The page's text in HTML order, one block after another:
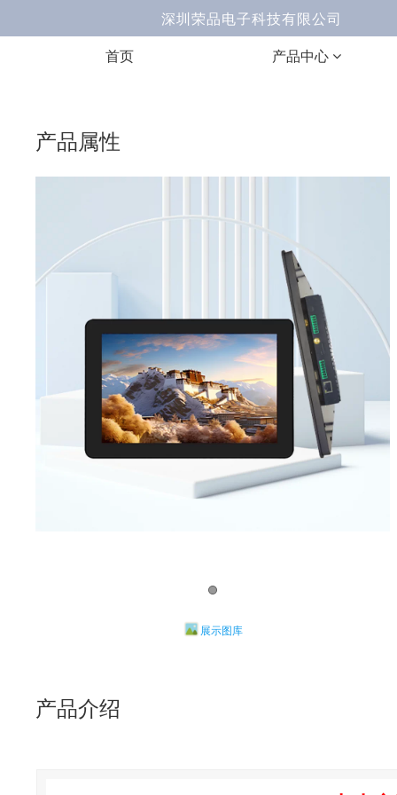
首页 产品中心
深圳荣品电子科技有限
展示图库
产品属性
产品介绍